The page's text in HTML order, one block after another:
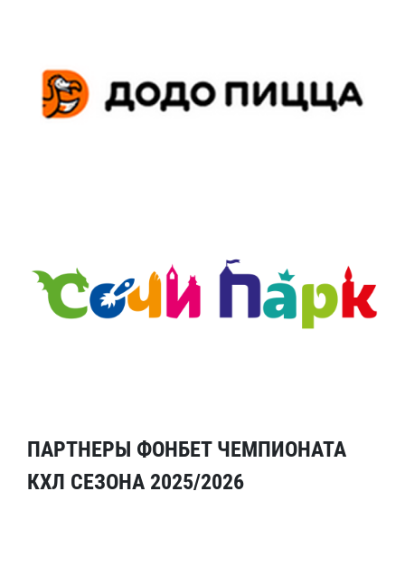
ПАРТНЕРЫ ФОНБЕТ ЧЕМПИОНАТА
КХЛ СЕЗОНА 2025/2026